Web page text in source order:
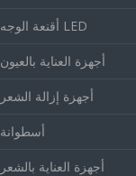
أقنعة الوجه LED
أجهزة العناية بالعيون
أجهزة إزالة الشعر
أسطوانة
أجهزة العناية بالشعر